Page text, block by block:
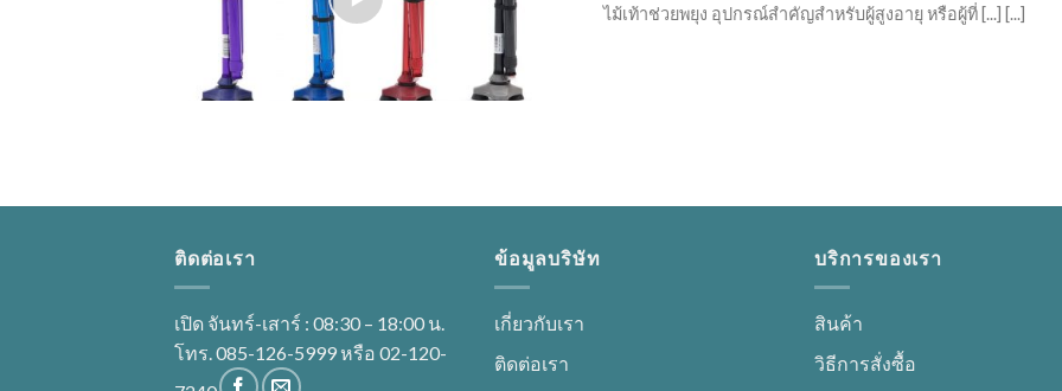
ไม้เท้าช่วยพยุง อุปกรณ์สำคัญสำหรับผู้สูงอายุ หรือผู้ที่ [...] [...]
ติดต่อเรา
เปิด จันทร์-เสาร์ : 08:30 – 18:00 น.
โทร. 085-126-5999 หรือ 02-120-
ข้อมูลบริษัท
เกี่ยวกับเรา
ติดต่อเรา
บริการของเรา
สินค้า
วิธีการสั่งซื้อ